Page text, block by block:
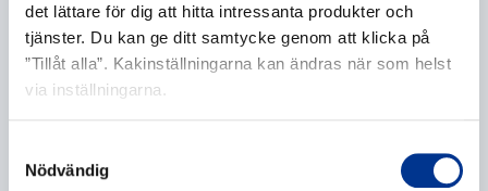
det lättare för dig att hitta intressanta produkter och
tjänster. Du kan ge ditt samtycke genom att klicka på
”Tillåt alla”. Kakinställningarna kan ändras när som helst
via inställningarna.
Nödvändig
Telefonnummer